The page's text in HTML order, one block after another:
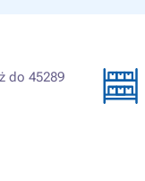
do 45289